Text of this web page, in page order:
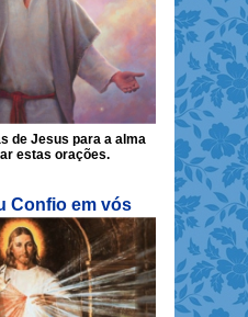
de Jesus para a alma
estas orações.
Confio em vós